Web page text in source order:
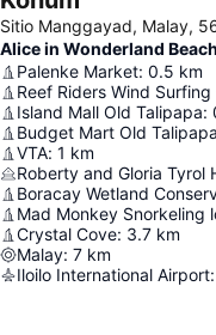
Sitio Manggayad, Malay,
Alice in Wonderland
Palenke Market: 0.5 km
Reef Riders Wind
Island Mall Old Talipapa:
Budget Mart Old Talipapa
VTA: 1 km
Roberty and Gloria Tyrol
Boracay Wetland
Mad Monkey Snorkeling
Crystal Cove: 3.7 km
Malay: 7 km
Iloilo International Airport: